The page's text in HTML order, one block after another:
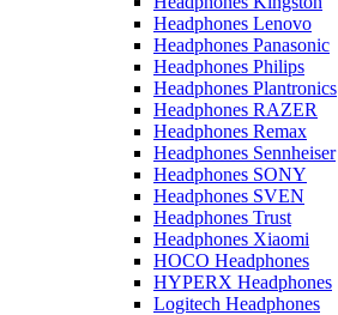
Headphones Lenovo
Headphones Panasonic
Headphones Philips
Headphones Plantronics
Headphones RAZER
Headphones Remax
Headphones Sennheiser
Headphones SONY
Headphones SVEN
Headphones Trust
Headphones Xiaomi
HOCO Headphones
HYPERX Headphones
Logitech Headphones